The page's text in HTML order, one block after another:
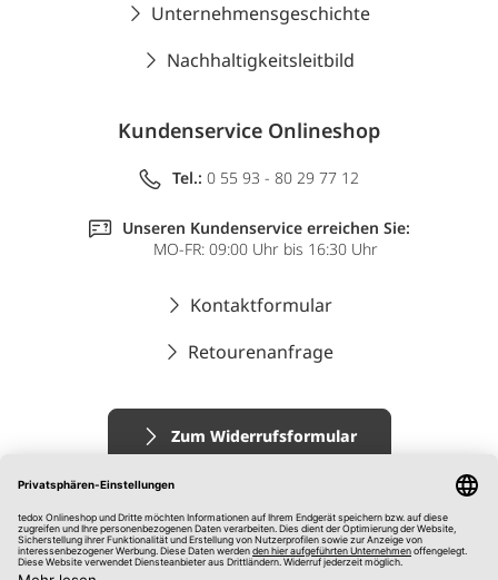
Unternehmensgeschichte
Nachhaltigkeitsleitbild
Kundenservice Onlineshop
Tel.: 0 55 93 - 80 29 77 12
Unseren Kundenservice erreichen Sie:
MO-FR: 09:00 Uhr bis 16:30 Uhr
Kontaktformular
Retourenanfrage
Zum Widerrufsformular
Impressum
AGB